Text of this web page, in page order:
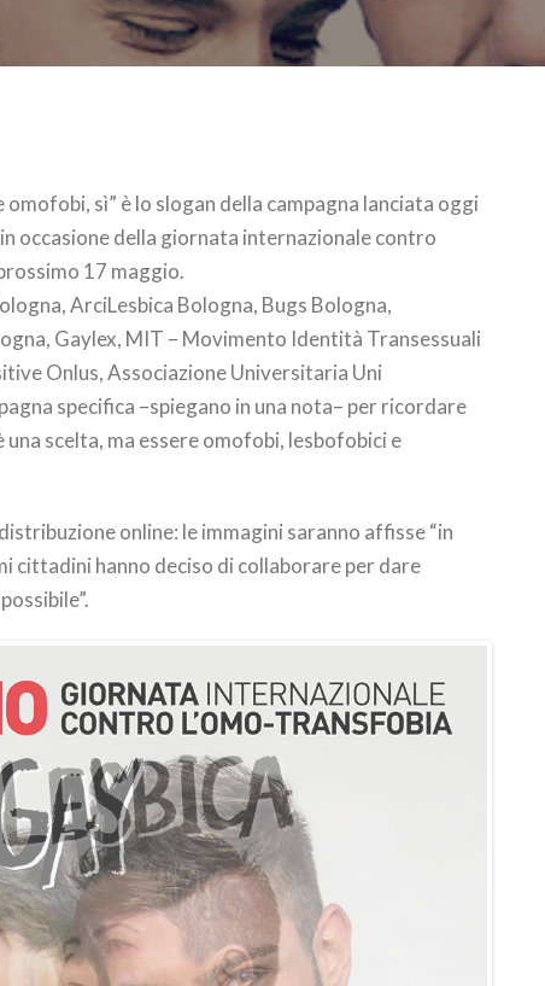
omofobi, sì” è lo slogan della campagna lanciata oggi
occasione della giornata internazionale contro
17 maggio.
ArciLesbica Bologna, Bugs Bologna,
Gaylex, MIT – Movimento Identità Transessuali
Onlus, Associazione Universitaria Uni
specifica –spiegano in una nota– per ricordare
una scelta, ma essere omofobi, lesbofobici e
online: le immagini saranno affisse “in
cittadini hanno deciso di collaborare per dare